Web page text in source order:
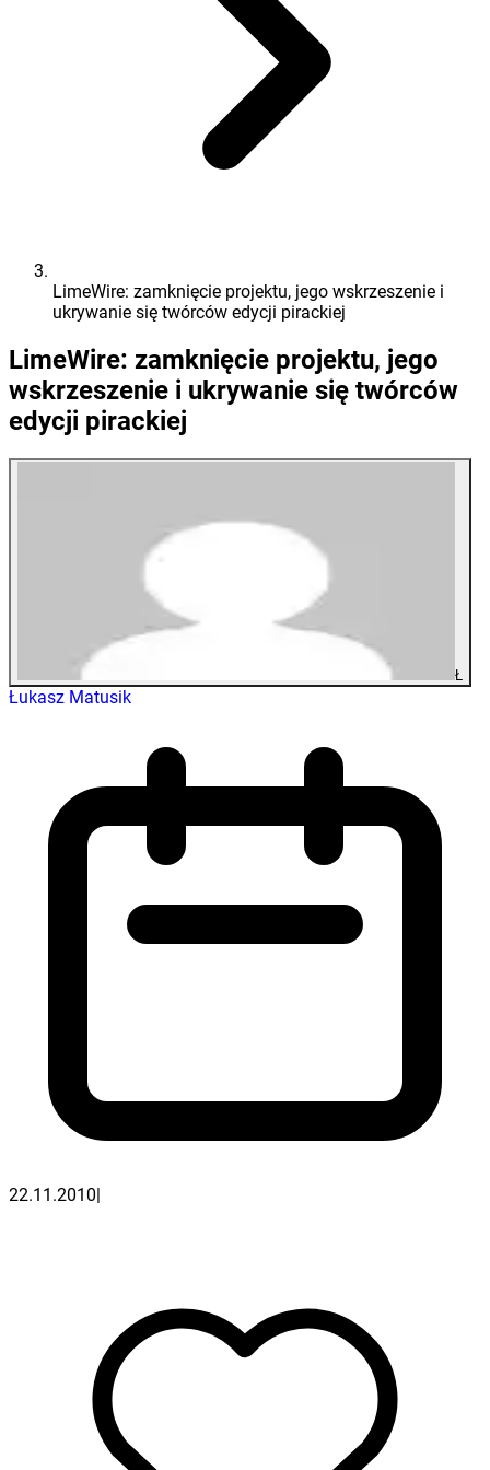
LimeWire: zamknięcie projektu, jego wskrzeszenie i
ukrywanie się twórców edycji pirackiej
LimeWire: zamknięcie projektu, jego
wskrzeszenie i ukrywanie się twórców
edycji pirackiej
Ł
Łukasz Matusik
22.11.2010|